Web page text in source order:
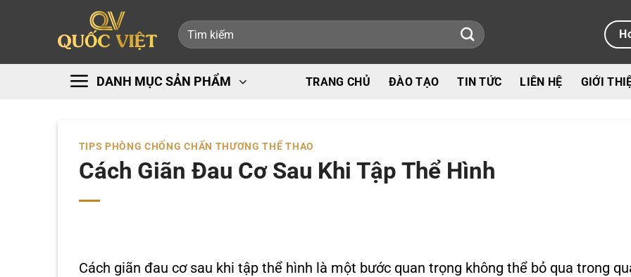
Tìm
kiếm:
DANH MỤC SẢN PHẨM TRANG CHỦ ĐÀO TẠO TIN TỨC LIÊN HỆ GIỚI
TIPS PHÒNG CHỐNG CHẤN THƯƠNG THỂ THAO
Cách Giãn Đau Cơ Sau Khi Tập Thể Hình
Cách giãn đau cơ sau khi tập thể hình là một bước quan trọng không thể bỏ qua trong